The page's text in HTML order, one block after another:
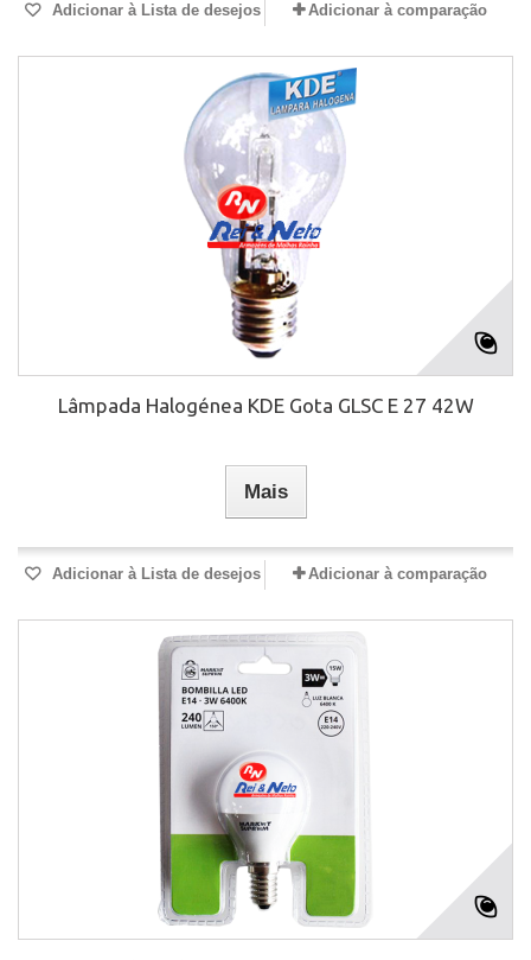
Adicionar à Lista de desejos Adicionar à comparação
Lâmpada Halogénea KDE Gota GLSC E 27 42W
Mais
Adicionar à Lista de desejos Adicionar à comparação